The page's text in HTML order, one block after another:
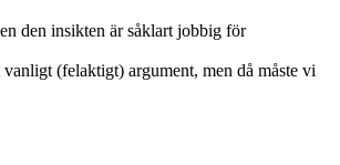
den insikten är såklart jobbig för
(felaktigt) argument, men då måste vi